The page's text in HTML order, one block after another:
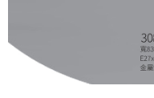
ります。支払い期限を過ぎた
納金が加算されます。未成年
の同意を得ればAFTEEをご利
個人情報の処理、利用につい
行使したい場合は、ネットプ